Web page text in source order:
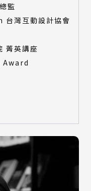
監
灣互動設計協會
菁英講座
Award